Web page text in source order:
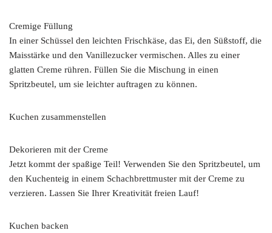
Cremige Füllung
In einer Schüssel den leichten Frischkäse, das Ei, den Süßstoff, die
Maisstärke und den Vanillezucker vermischen. Alles zu einer
glatten Creme rühren. Füllen Sie die Mischung in einen
Spritzbeutel, um sie leichter auftragen zu können.
Kuchen zusammenstellen
Dekorieren mit der Creme
Jetzt kommt der spaßige Teil! Verwenden Sie den Spritzbeutel, um
den Kuchenteig in einem Schachbrettmuster mit der Creme zu
verzieren. Lassen Sie Ihrer Kreativität freien Lauf!
Kuchen backen